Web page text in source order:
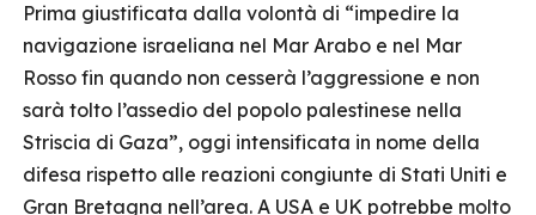
Prima giustificata dalla volontà di “impedire la
navigazione israeliana nel Mar Arabo e nel Mar
Rosso fin quando non cesserà l’aggressione e non
sarà tolto l’assedio del popolo palestinese nella
Striscia di Gaza”, oggi intensificata in nome della
difesa rispetto alle reazioni congiunte di Stati Uniti e
Gran Bretagna nell’area. A USA e UK potrebbe molto